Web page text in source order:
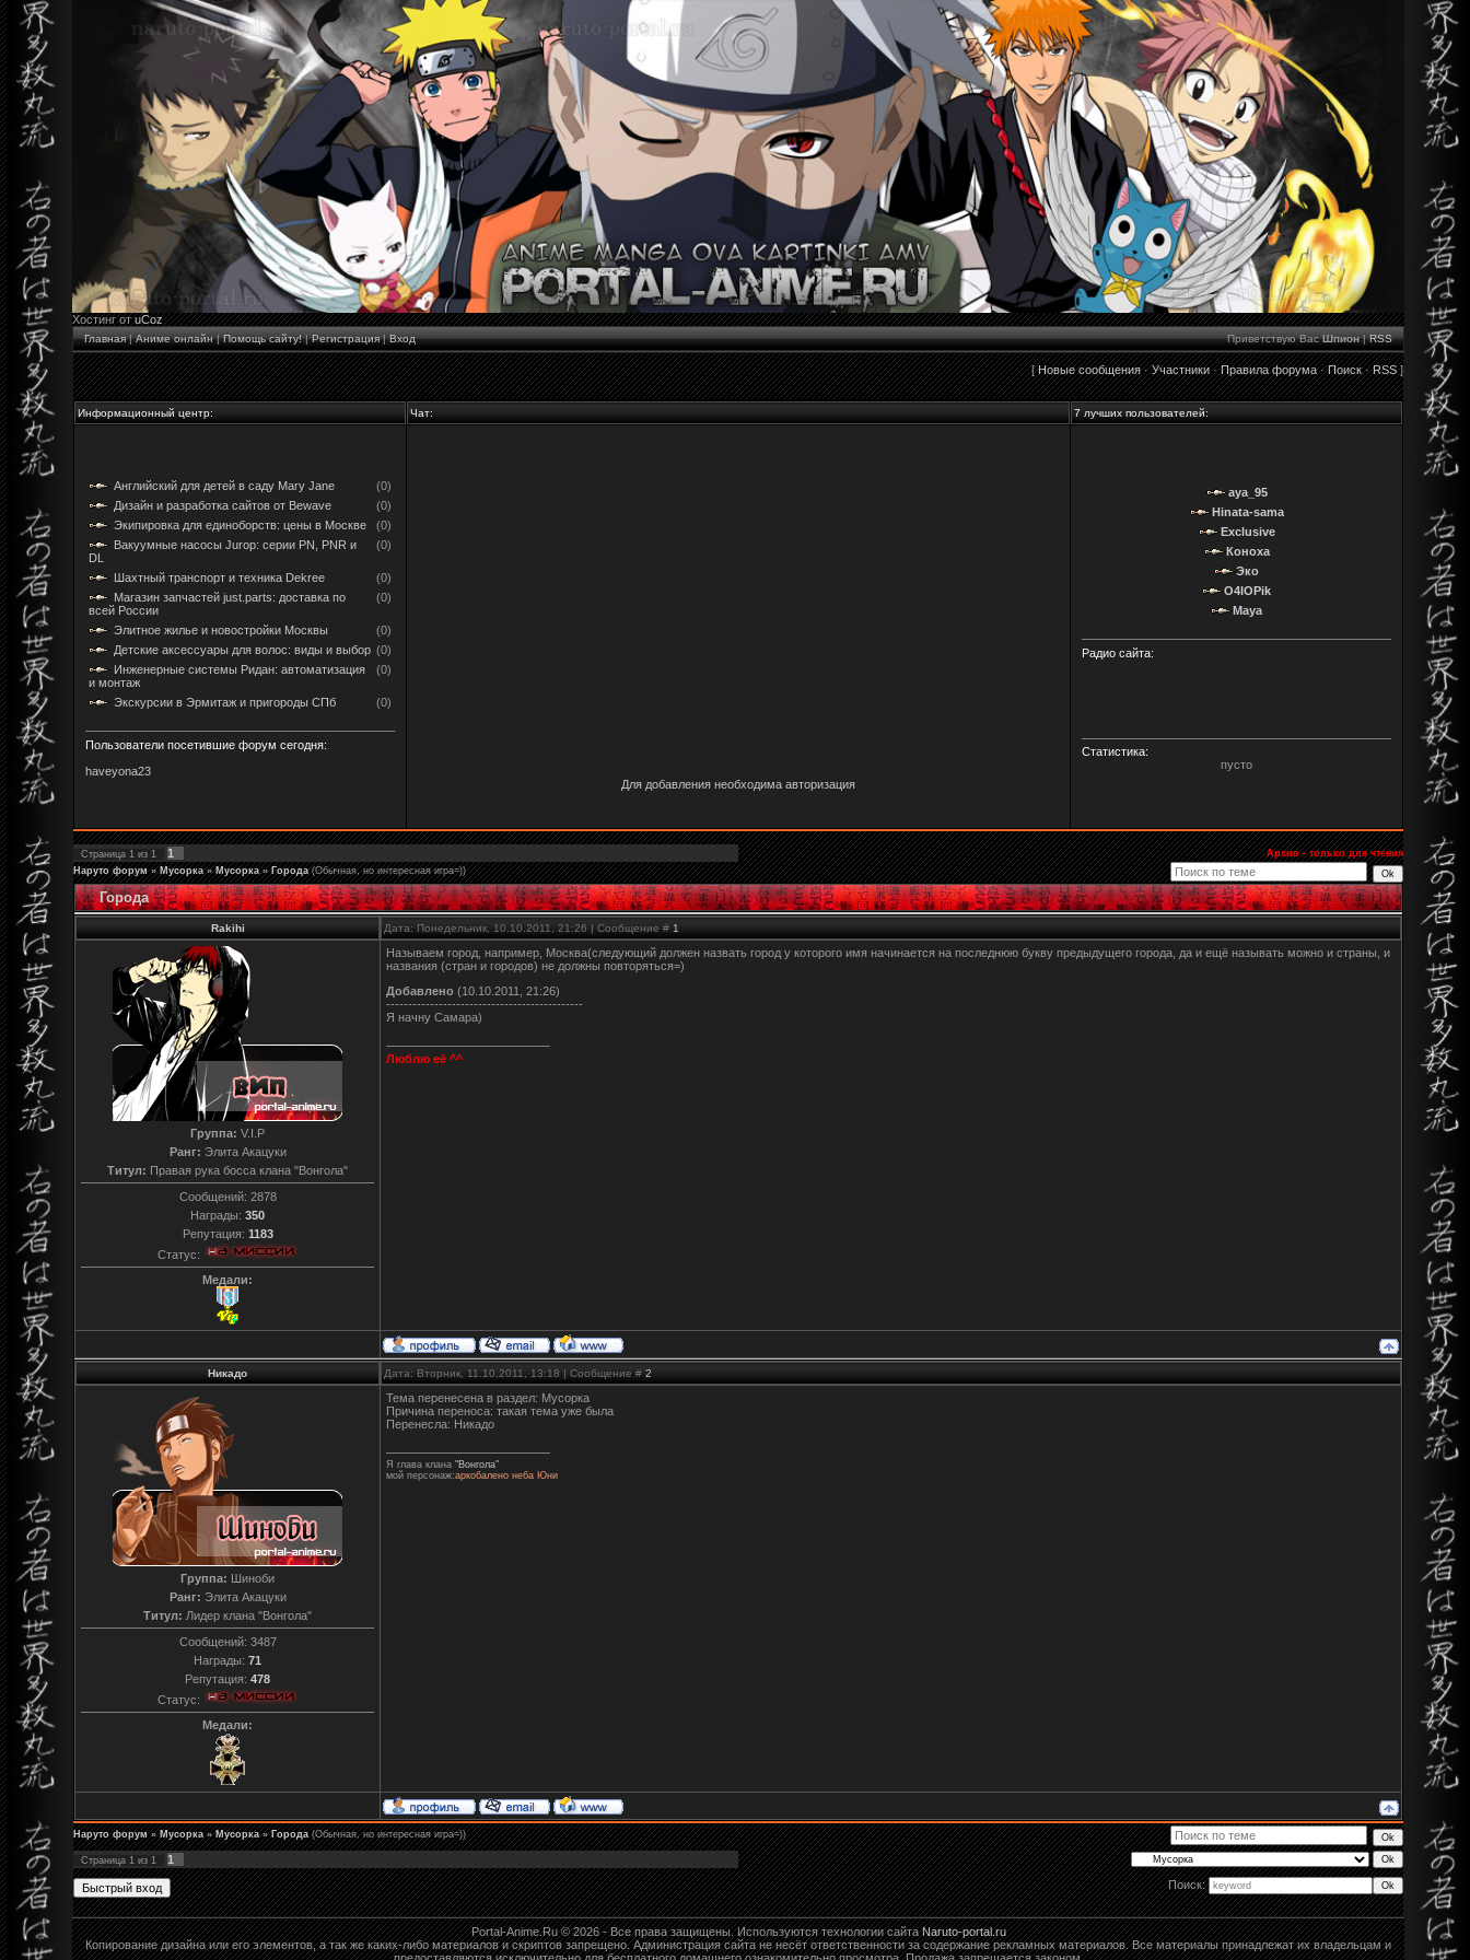
Хостинг отuCoz
Главная|Аниме онлайн|Помощь сайту!|Регистрация|Вход Приветствую Вас Шпион|RSS
[Новые сообщения·Участники·Правила форума·Поиск·RSS]
Информационный центр: Чат: 7 лучших пользователей:
Английский для детей в саду Mary Jane
(0)
Дизайн и разработка сайтов от Bewave
(0)
Экипировка для единоборств: цены в Москве
(0)
Вакуумные насосы Jurop: серии PN, PNR и
DL
(0)
Шахтный транспорт и техника Dekree
(0)
Магазин запчастей just.parts: доставка по
всей России
(0)
Элитное жилье и новостройки Москвы
(0)
Детские аксессуары для волос: виды и выбор (0)
Инженерные системы Ридан: автоматизация
и монтаж
(0)
Экскурсии в Эрмитаж и пригороды СПб (0)
Пользователи посетившие форум сегодня:
haveyona23
Для добавления необходима авторизация
aya_95
Hinata-sama
Exclusive
Коноха
Эко
O4IOPik
Maya
Радио сайта:
Статистика:
пусто
Страница 1 из 1 1
Архив - только для чтения
Наруто форум » Мусорка » Мусорка » Города (Обычная, но интересная игра=))
Города
Rakihi Дата: Понедельник, 10.10.2011, 21:26 | Сообщение # 1
Группа: V.I.P
Ранг: Элита Акацуки
Титул: Правая рука босса клана "Вонгола"
Сообщений: 2878
Награды: 350
Репутация: 1183
Статус:
Медали:
Называем город, например, Москва(следующий должен назвать город у которого имя начинается на последнюю букву предыдущего города, да и ещё называть можно и страны, и
названия (стран и городов) не должны повторяться=)
Добавлено (10.10.2011, 21:26)
---------------------------------------------
Я начну Самара)
Люблю её ^^
Никадо Дата: Вторник, 11.10.2011, 13:18 | Сообщение # 2
Группа: Шиноби
Ранг: Элита Акацуки
Титул: Лидер клана "Вонгола"
Сообщений: 3487
Награды: 71
Репутация: 478
Статус:
Медали:
Тема перенесена в раздел: Мусорка
Причина переноса: такая тема уже была
Перенесла: Никадо
Я глава клана "Вонгола"
мой персонаж:аркобалено неба Юни
Наруто форум » Мусорка » Мусорка » Города (Обычная, но интересная игра=))
Страница 1 из 1
1
Поиск:
Portal-Anime.Ru © 2026 - Все права защищены. Используются технологии сайтаNaruto-portal.ru
Копирование дизайна или его элементов, а так же каких-либо материалов и скриптов запрещено. Администрация сайта не несёт ответственности за содержание рекламных материалов. Все материалы принадлежат их владельцам и